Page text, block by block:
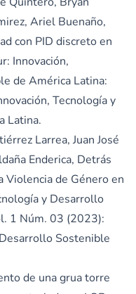
Ariel Buenaño,
con PID discreto en
Innovación,
de América Latina:
Tecnología y
Latina.
Larrea, Juan José
Enderica, Detrás
Violencia de Género en
y Desarrollo
1 Núm. 03 (2023):
Sostenible
de una grua torre